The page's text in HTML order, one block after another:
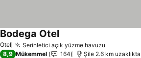
Otel Serinletici açık yüzme havuzu
Bodega Otel
8,9 Mükemmel 164 Şile 2.6 km uzaklıkta